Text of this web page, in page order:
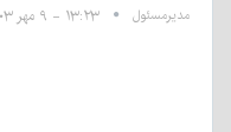
مدیرمسئول ۱۳:۲۳ - ۹ مهر ۱۴۰۳